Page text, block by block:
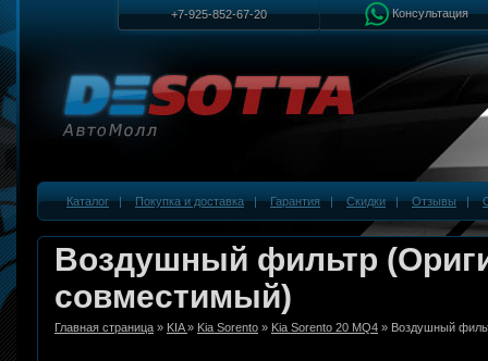
+7-925-852-67-20 Консультация
Каталог|Покупка и доставка|Гарантия|Скидки|Отзывы|
Воздушный фильтр
совместимый)
Главная страница » KIA» Kia Sorento » Kia Sorento 20 MQ4 » Воздушный